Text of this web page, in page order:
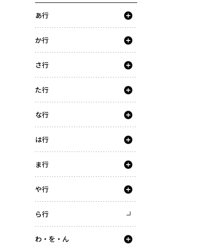
あ行
か行
さ行
た行
な行
は行
ま行
や行
ら行
わ・を・ん